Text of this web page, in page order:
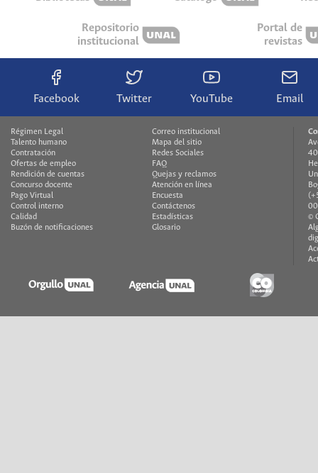
Repositorio
institucional
Portal de
revistas
Facebook Twitter YouTube Email
Régimen Legal
Talento humano
Contratación
Ofertas de empleo
Rendición de cuentas
Concurso docente
Pago Virtual
Control interno
Calidad
Buzón de notificaciones
Correo institucional
Mapa del sitio
Redes Sociales
FAQ
Quejas y reclamos
Atención en línea
Encuesta
Contáctenos
Estadísticas
Glosario
©